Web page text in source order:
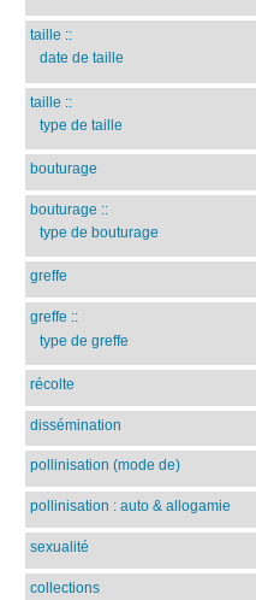
taille ::
date de taille
taille ::
type de taille
bouturage
bouturage ::
type de bouturage
greffe
greffe ::
type de greffe
récolte
dissémination
pollinisation (mode de)
pollinisation : auto & allogamie
sexualité
collections